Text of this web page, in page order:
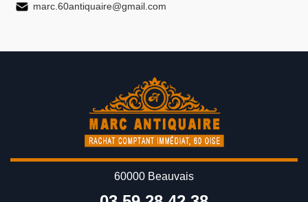
marc.60antiquaire@gmail.com
60000 Beauvais